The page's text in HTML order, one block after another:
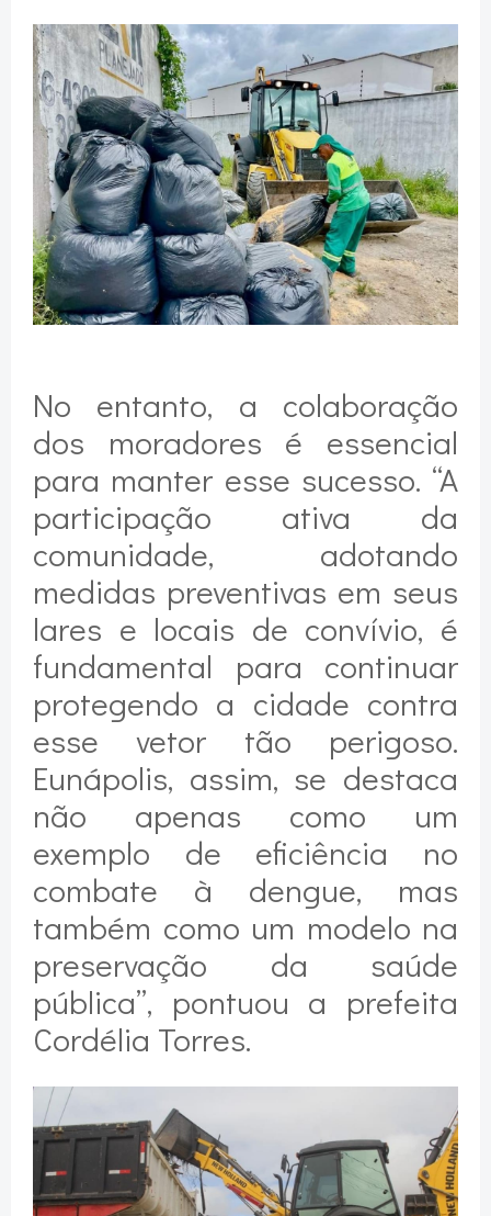
No entanto, a colaboração
dos moradores é essencial
para manter esse sucesso. “A
participação ativa da
comunidade, adotando
medidas preventivas em seus
lares e locais de convívio, é
fundamental para continuar
protegendo a cidade contra
esse vetor tão perigoso.
Eunápolis, assim, se destaca
não apenas como um
exemplo de eficiência no
combate à dengue, mas
também como um modelo na
preservação da saúde
pública”, pontuou a prefeita
Cordélia Torres.